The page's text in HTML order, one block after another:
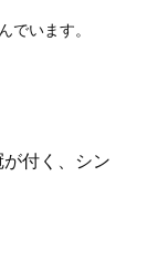
でいます。
付く、シン